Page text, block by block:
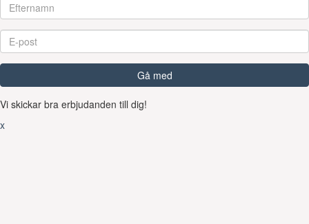
Gå med
Vi skickar bra erbjudanden till dig!
x